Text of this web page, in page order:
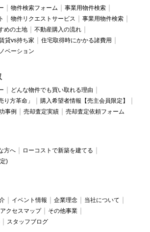
物件検索フォーム
事業用物件検索
物件リクエストサービス
事業用物件検索
めの土地
不動産購入の流れ
貸vs持ち家
住宅取得時にかかる諸費用
ベーション
どんな物件でも買い取れる理由
り方革命」
購入希望者情報【売主会員限定】
事例 売却査定実績 売却査定依頼フォーム
方へ
ローコストで新築を建てる
)
イベント情報 企業理念
当社について
アクセスマップ
その他事業
スタッフブログ